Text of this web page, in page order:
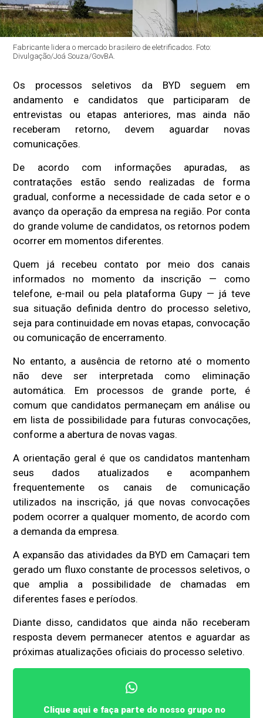
Fabricante lidera o mercado brasileiro de eletrificados. Foto:
Divulgação/Joá Souza/GovBA.
Os processos seletivos da BYD seguem em
andamento e candidatos que participaram de
entrevistas ou etapas anteriores, mas ainda não
receberam retorno, devem aguardar novas
comunicações.
De acordo com informações apuradas, as
contratações estão sendo realizadas de forma
gradual, conforme a necessidade de cada setor e o
avanço da operação da empresa na região. Por conta
do grande volume de candidatos, os retornos podem
ocorrer em momentos diferentes.
Quem já recebeu contato por meio dos canais
informados no momento da inscrição — como
telefone, e-mail ou pela plataforma Gupy — já teve
sua situação definida dentro do processo seletivo,
seja para continuidade em novas etapas, convocação
ou comunicação de encerramento.
No entanto, a ausência de retorno até o momento
não deve ser interpretada como eliminação
automática. Em processos de grande porte, é
comum que candidatos permaneçam em análise ou
em lista de possibilidade para futuras convocações,
conforme a abertura de novas vagas.
A orientação geral é que os candidatos mantenham
seus dados atualizados e acompanhem
frequentemente os canais de comunicação
utilizados na inscrição, já que novas convocações
podem ocorrer a qualquer momento, de acordo com
a demanda da empresa.
A expansão das atividades da BYD em Camaçari tem
gerado um fluxo constante de processos seletivos, o
que amplia a possibilidade de chamadas em
diferentes fases e períodos.
Diante disso, candidatos que ainda não receberam
resposta devem permanecer atentos e aguardar as
próximas atualizações oficiais do processo seletivo.
Clique aqui e faça parte do nosso grupo no